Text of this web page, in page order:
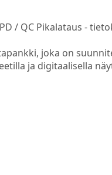
/ QC Pikalataus -
joka on
ja digitaalisella
varavirtala